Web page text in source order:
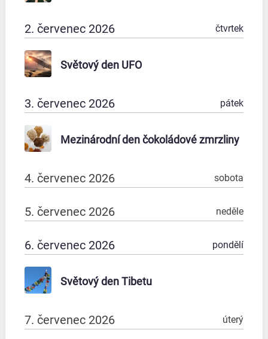
2. červenec 2026 čtvrtek
Světový den UFO
3. červenec 2026 pátek
Mezinárodní den čokoládové zmrzliny
4. červenec 2026 sobota
5. červenec 2026 neděle
6. červenec 2026 pondělí
Světový den Tibetu
7. červenec 2026 úterý